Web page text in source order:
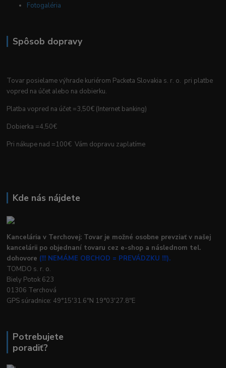
Fotogaléria
Spôsob dopravy
Tovar posielame výhrade kuriérom Packeta Slovakia s. r. o. pri platbe
vopred na účet alebo na dobierku.
Platba vopred na účet =3,50€ (Internet banking)
Dobierka =4,50€
Pri nákupe nad =100€ Vám dopravu zaplatíme
Kde nás nájdete
Kancelária v Terchovej: Tovar je možné osobne prevziať v našej
kancelárii po objednaní tovaru cez e-shop a následnom tel.
dohovore (!!! NEMÁME OBCHOD = PREVÁDZKU !!!).
TOMDO s. r. o.
Biely Potok 623
01306 Terchová
GPS súradnice: 49°15'31.6"N 19°03'27.8"E
Potrebujete
poradiť?